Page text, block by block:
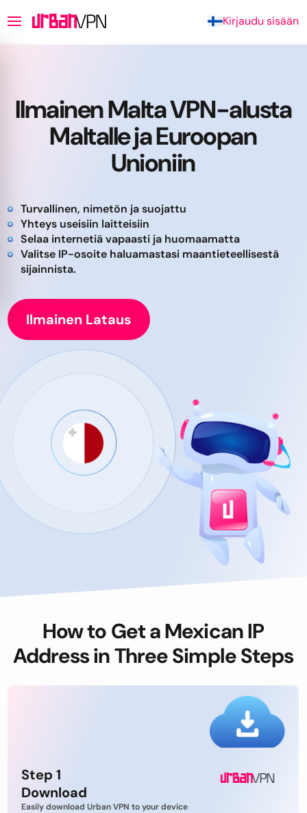
Kirjaudu sisään
Ilmainen Malta VPN-alusta
Maltalle ja Euroopan
Unioniin
Turvallinen, nimetön ja suojattu
Yhteys useisiin laitteisiin
Selaa internetiä vapaasti ja huomaamatta
Valitse IP-osoite haluamastasi maantieteellisestä
sijainnista.
Ilmainen Lataus
How to Get a Mexican IP
Address in Three Simple Steps
Step 1
Download
Easily download Urban VPN to your device